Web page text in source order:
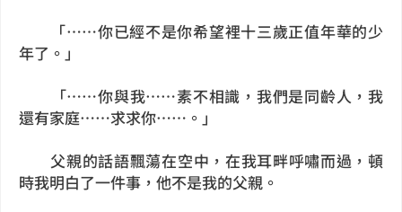
「⋯⋯你已經不是你希望裡十三歲正值年華的少
年了。」
「⋯⋯你與我⋯⋯素不相識，我們是同齡人，我
還有家庭⋯⋯求求你⋯⋯。」
父親的話語飄蕩在空中，在我耳畔呼嘯而過，頓
時我明白了一件事，他不是我的父親。